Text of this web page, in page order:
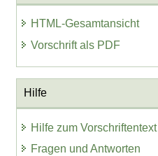
HTML-Gesamtansicht
Vorschrift als PDF
Hilfe
Hilfe zum Vorschriftentext
Fragen und Antworten